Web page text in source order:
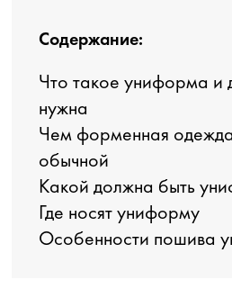
Содержание:
Что такое униформа и
нужна
Чем форменная
обычной
Какой должна быть
Где носят униформу
Особенности пошива